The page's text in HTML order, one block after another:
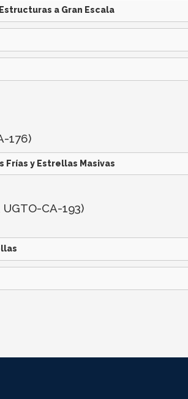
a Gran Escala
176)
Frías y Estrellas Masivas
CA-193)